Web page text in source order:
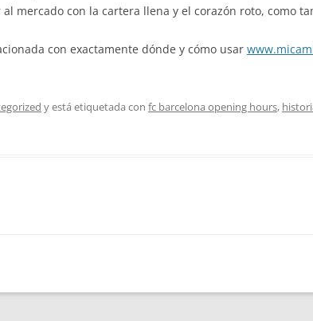
mercado con la cartera llena y el corazón roto, como
con exactamente dónde y cómo usar
y está etiquetada con fc barcelona opening hours,